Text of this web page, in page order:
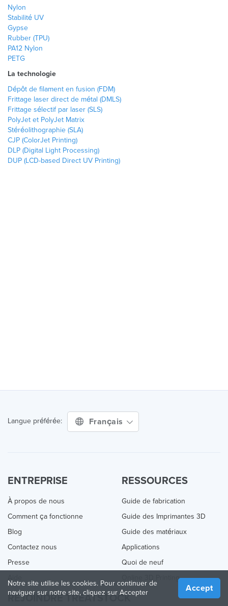
Nylon
Stabilité UV
Gypse
Rubber (TPU)
PA12 Nylon
PETG
La technologie
Dépôt de filament en fusion (FDM)
Frittage laser direct de métal (DMLS)
Frittage sélectif par laser (SLS)
PolyJet et PolyJet Matrix
Stéréolithographie (SLA)
CJP (ColorJet Printing)
DLP (Digital Light Processing)
DUP (LCD-based Direct UV Printing)
Langue préférée: Français
ENTREPRISE
À propos de nous
Comment ça fonctionne
Blog
Contactez nous
Presse
RESSOURCES
Guide de fabrication
Guide des Imprimantes 3D
Guide des matériaux
Applications
Quoi de neuf
Online 3D Printing
REJOINDRE TREATSTOCK
Notre site utilise les cookies. Pour continuer de
naviguer sur notre site, cliquez sur Accepter
Accept